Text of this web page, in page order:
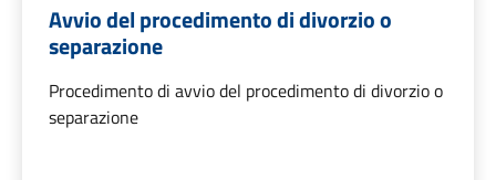
Avvio del procedimento di divorzio o
separazione
Procedimento di avvio del procedimento di divorzio o
separazione